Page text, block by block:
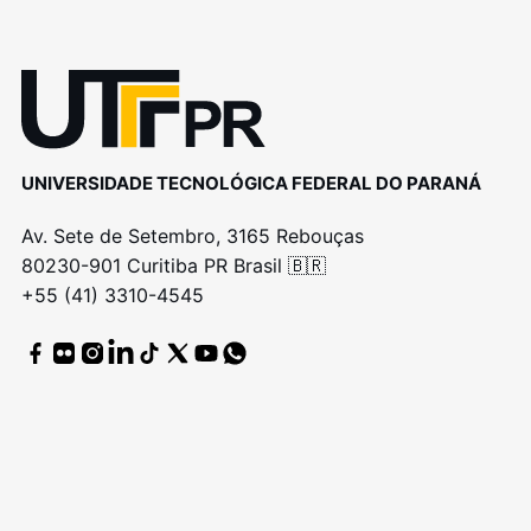
UNIVERSIDADE TECNOLÓGICA FEDERAL DO PARANÁ
Av. Sete de Setembro, 3165 Rebouças
80230-901 Curitiba PR Brasil 🇧🇷
+55 (41) 3310-4545